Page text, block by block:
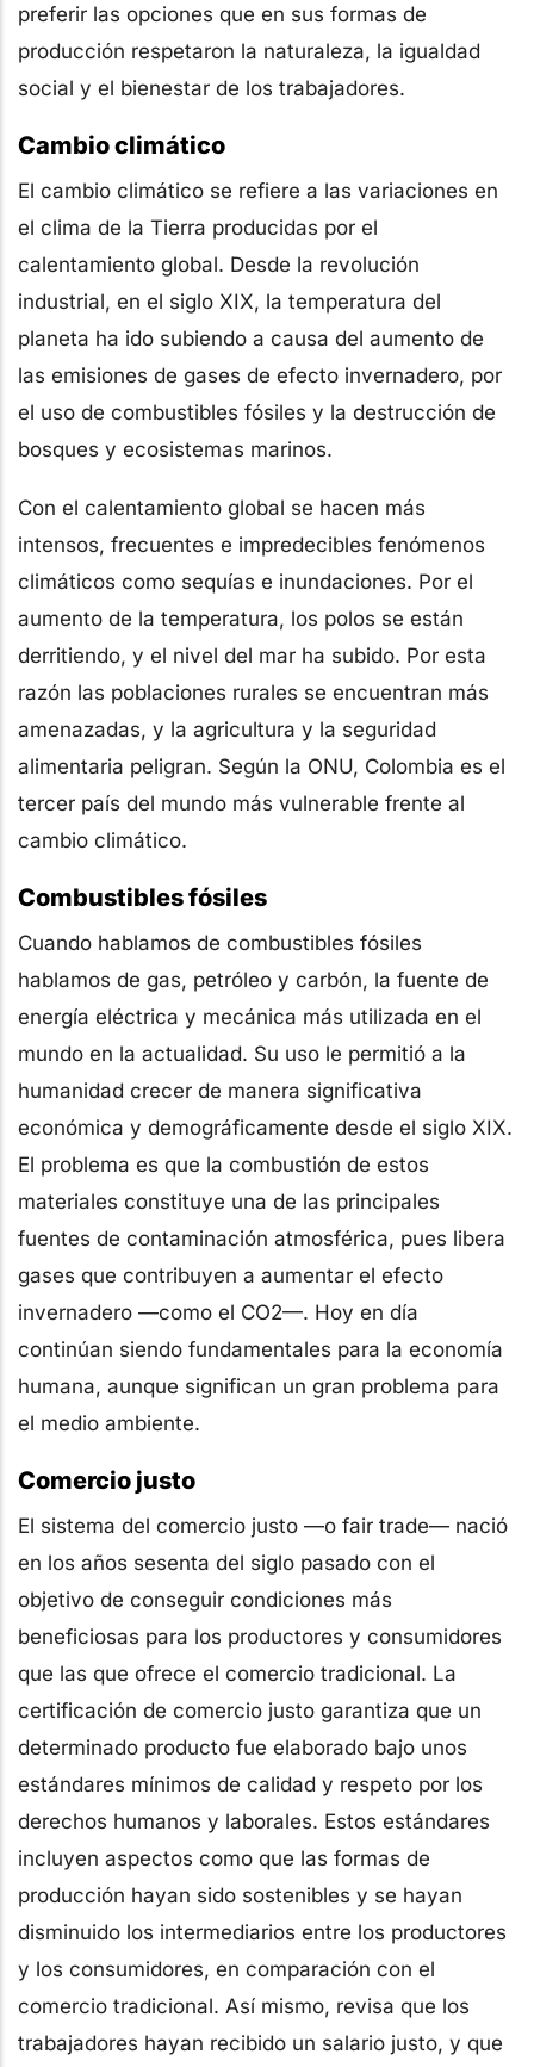
preferir las opciones que en sus formas de
producción respetaron la naturaleza, la igualdad
social y el bienestar de los trabajadores.
Cambio climático
El cambio climático se refiere a las variaciones en
el clima de la Tierra producidas por el
calentamiento global. Desde la revolución
industrial, en el siglo XIX, la temperatura del
planeta ha ido subiendo a causa del aumento de
las emisiones de gases de efecto invernadero, por
el uso de combustibles fósiles y la destrucción de
bosques y ecosistemas marinos.
Con el calentamiento global se hacen más
intensos, frecuentes e impredecibles fenómenos
climáticos como sequías e inundaciones. Por el
aumento de la temperatura, los polos se están
derritiendo, y el nivel del mar ha subido. Por esta
razón las poblaciones rurales se encuentran más
amenazadas, y la agricultura y la seguridad
alimentaria peligran. Según la ONU, Colombia es el
tercer país del mundo más vulnerable frente al
cambio climático.
Combustibles fósiles
Cuando hablamos de combustibles fósiles
hablamos de gas, petróleo y carbón, la fuente de
energía eléctrica y mecánica más utilizada en el
mundo en la actualidad. Su uso le permitió a la
humanidad crecer de manera significativa
económica y demográficamente desde el siglo XIX.
El problema es que la combustión de estos
materiales constituye una de las principales
fuentes de contaminación atmosférica, pues libera
gases que contribuyen a aumentar el efecto
invernadero —como el CO2—. Hoy en día
continúan siendo fundamentales para la economía
humana, aunque significan un gran problema para
el medio ambiente.
Comercio justo
El sistema del comercio justo —o fair trade— nació
en los años sesenta del siglo pasado con el
objetivo de conseguir condiciones más
beneficiosas para los productores y consumidores
que las que ofrece el comercio tradicional. La
certificación de comercio justo garantiza que un
determinado producto fue elaborado bajo unos
estándares mínimos de calidad y respeto por los
derechos humanos y laborales. Estos estándares
incluyen aspectos como que las formas de
producción hayan sido sostenibles y se hayan
disminuido los intermediarios entre los productores
y los consumidores, en comparación con el
comercio tradicional. Así mismo, revisa que los
trabajadores hayan recibido un salario justo, y que